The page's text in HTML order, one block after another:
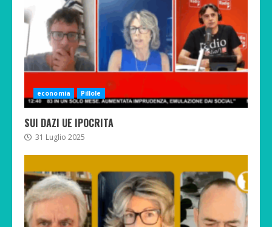
economia Pillole
SUI DAZI UE IPOCRITA
31 Luglio 2025